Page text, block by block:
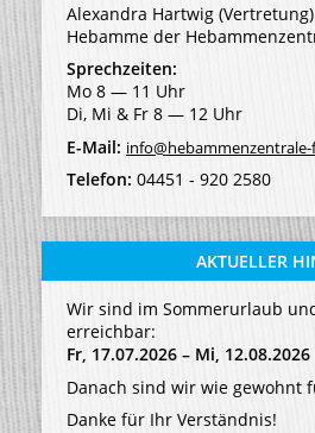
Alexandra Hartwig (Vertretung)
Hebamme der
Sprechzeiten:
Mo 8 ― 11 Uhr
Di, Mi & Fr 8 ― 12 Uhr
E-Mail:
Telefon: 04451 - 920 2580
AKTUELLER
Wir sind im Sommerurlaub
erreichbar:
Fr, 17.07.2026 – Mi, 12.08.2026
Danach sind wir wie gewohnt
Danke für Ihr Verständnis!